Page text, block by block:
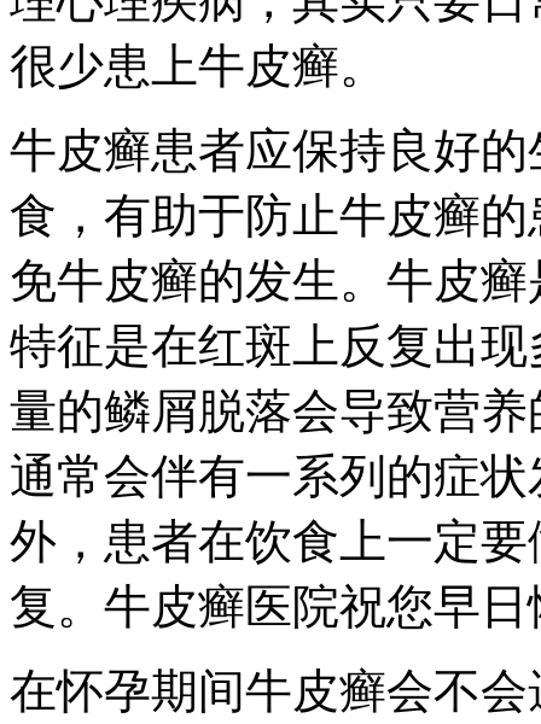
很少患上牛皮癣。
牛皮癣患者应保持良好
食，有助于防止牛皮癣
免牛皮癣的发生。牛皮
特征是在红斑上反复出
量的鳞屑脱落会导致营
通常会伴有一系列的症
外，患者在饮食上一定
复。牛皮癣医院祝您早
在怀孕期间牛皮癣会不